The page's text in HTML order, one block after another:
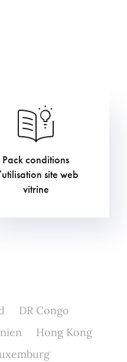
Pack conditions
site web
vitrine
453,75€
DR Congo
Hong Kong